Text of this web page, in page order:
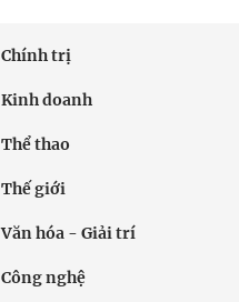
Chính trị
Kinh doanh
Thể thao
Thế giới
Văn hóa - Giải trí
Công nghệ